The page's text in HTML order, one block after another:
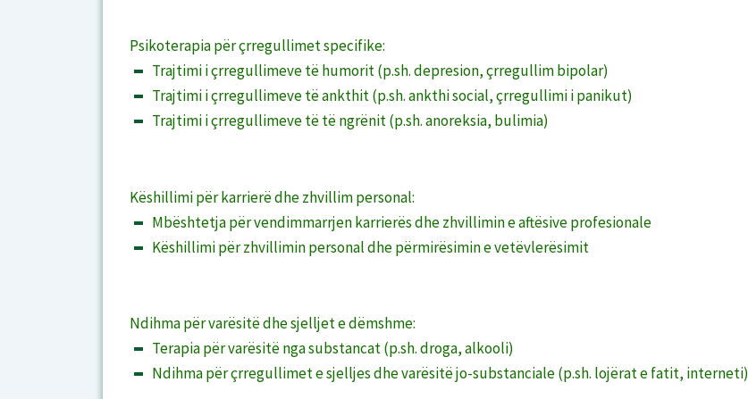
Psikoterapia për çrregullimet specifike:
Trajtimi i çrregullimeve të humorit (p.sh. depresion, çrregullim bipolar)
Trajtimi i çrregullimeve të ankthit (p.sh. ankthi social, çrregullimi i panikut)
Trajtimi i çrregullimeve të të ngrënit (p.sh. anoreksia, bulimia)
Këshillimi për karrierë dhe zhvillim personal:
Mbështetja për vendimmarrjen karrierës dhe zhvillimin e aftësive profesionale
Këshillimi për zhvillimin personal dhe përmirësimin e vetëvlerësimit
Ndihma për varësitë dhe sjelljet e dëmshme:
Terapia për varësitë nga substancat (p.sh. droga, alkooli)
Ndihma për çrregullimet e sjelljes dhe varësitë jo-substanciale (p.sh. lojërat e fatit, interneti)